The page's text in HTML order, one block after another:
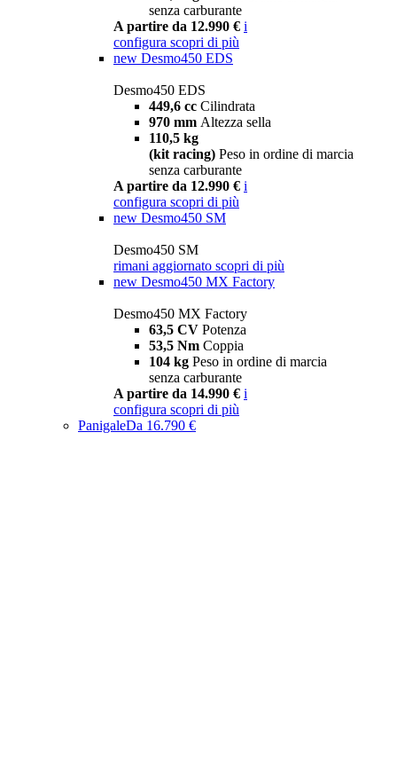
senza carburante
A partire da 12.990 € i
configura scopri di più
new Desmo450 EDS
Desmo450 EDS
449,6 cc Cilindrata
970 mm Altezza sella
110,5 kg
(kit racing) Peso in ordine di marcia
senza carburante
A partire da 12.990 € i
configura scopri di più
new Desmo450 SM
Desmo450 SM
rimani aggiornato scopri di più
new Desmo450 MX Factory
Desmo450 MX Factory
63,5 CV Potenza
53,5 Nm Coppia
104 kg Peso in ordine di marcia
senza carburante
A partire da 14.990 € i
configura scopri di più
PanigaleDa 16.790 €